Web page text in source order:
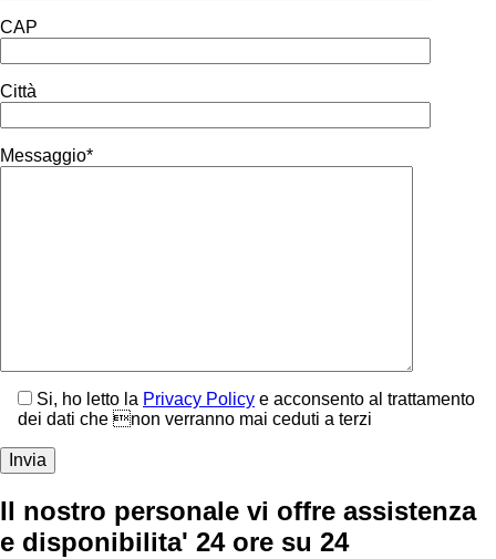
CAP
Città
Messaggio*
Si, ho letto la Privacy Policy e acconsento al trattamento
dei dati che non verranno mai ceduti a terzi
Il nostro personale vi offre assistenza
e disponibilita' 24 ore su 24